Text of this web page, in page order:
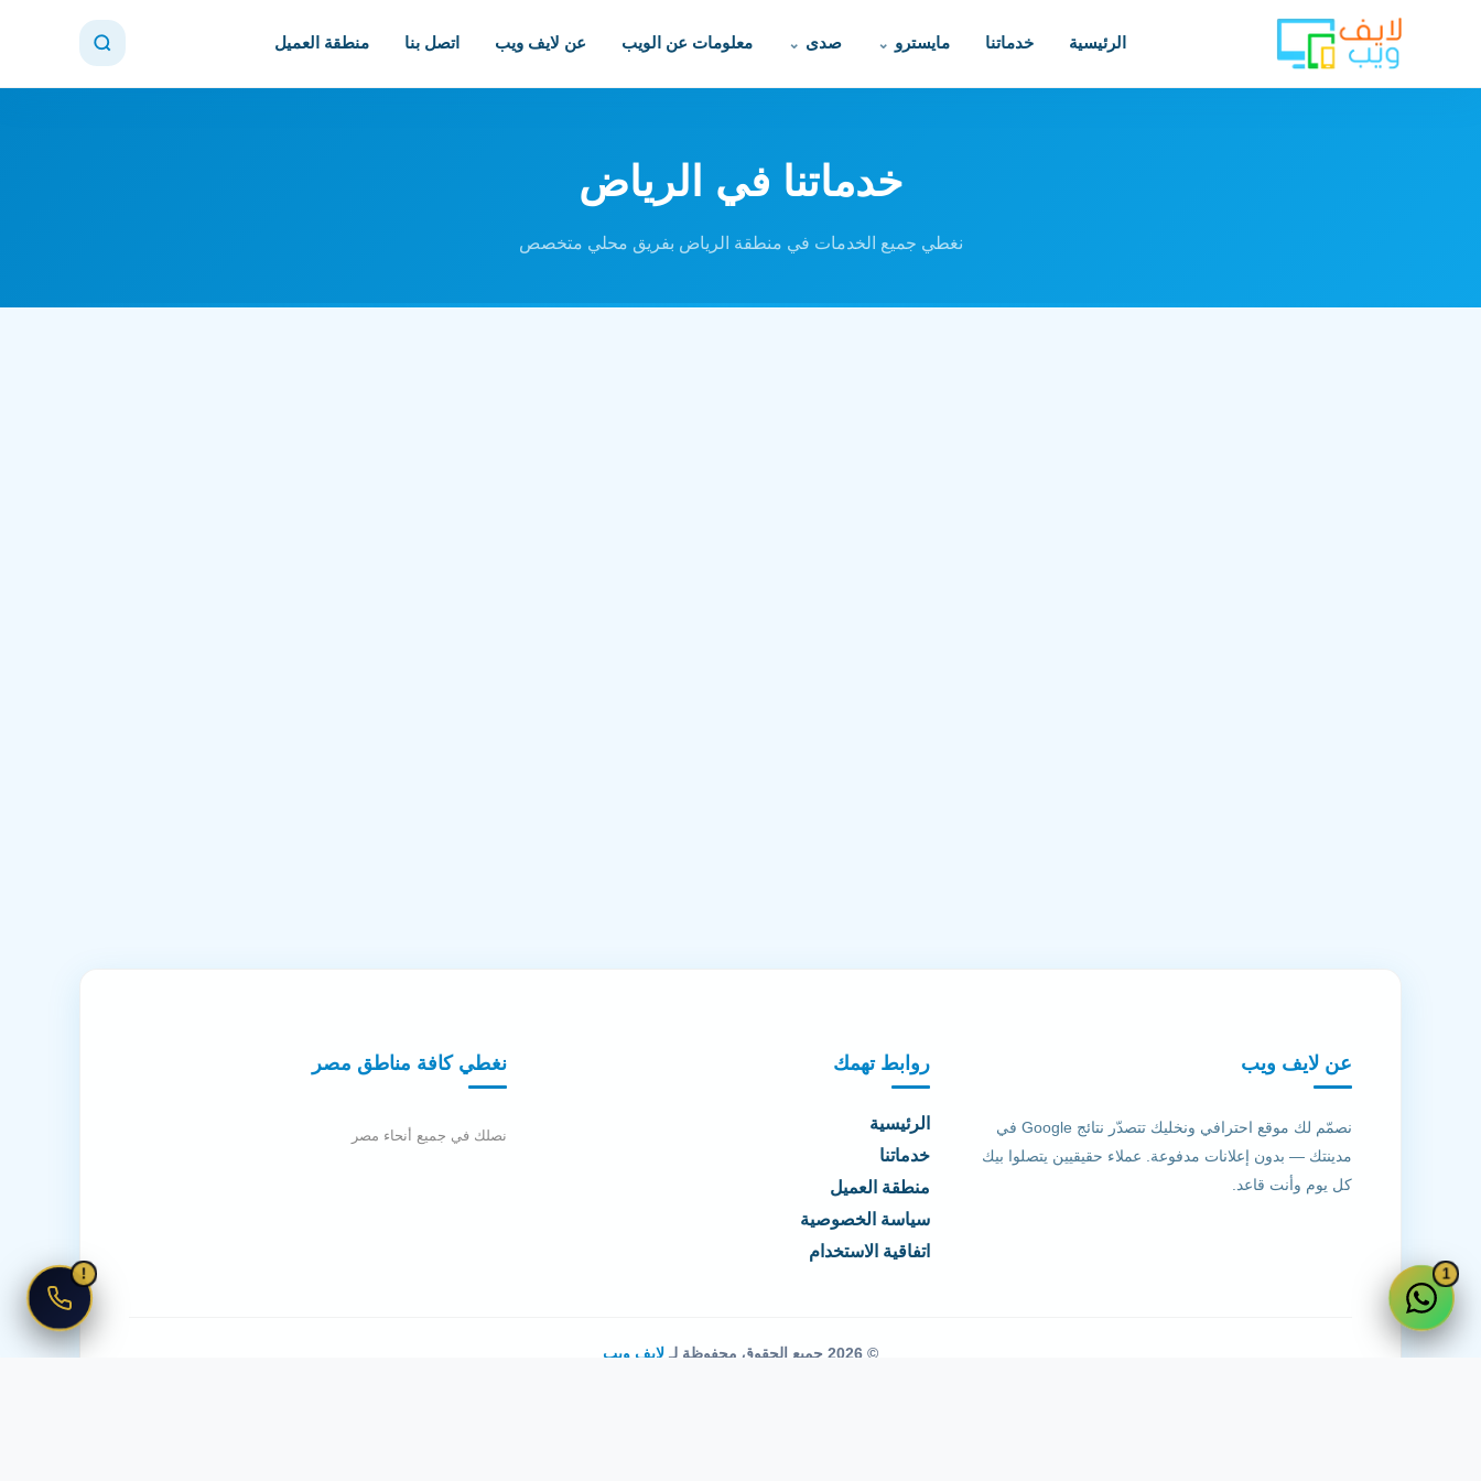
الرئيسية خدماتنا مايسترو صدى معلومات عن الويب عن لايف ويب اتصل بنا منطقة العميل
خدماتنا في الرياض
نغطي جميع الخدمات في منطقة الرياض بفريق محلي متخصص
عن لايف ويب
نصمّم لك موقع احترافي ونخليك تتصدّر نتائج Google في
مدينتك — بدون إعلانات مدفوعة. عملاء حقيقيين يتصلوا بيك
كل يوم وأنت قاعد.
روابط تهمك
الرئيسية
خدماتنا
منطقة العميل
سياسة الخصوصية
اتفاقية الاستخدام
نغطي كافة مناطق مصر
نصلك في جميع أنحاء مصر
© 2026 جميع الحقوق محفوظة لـ لايف ويب
1
!